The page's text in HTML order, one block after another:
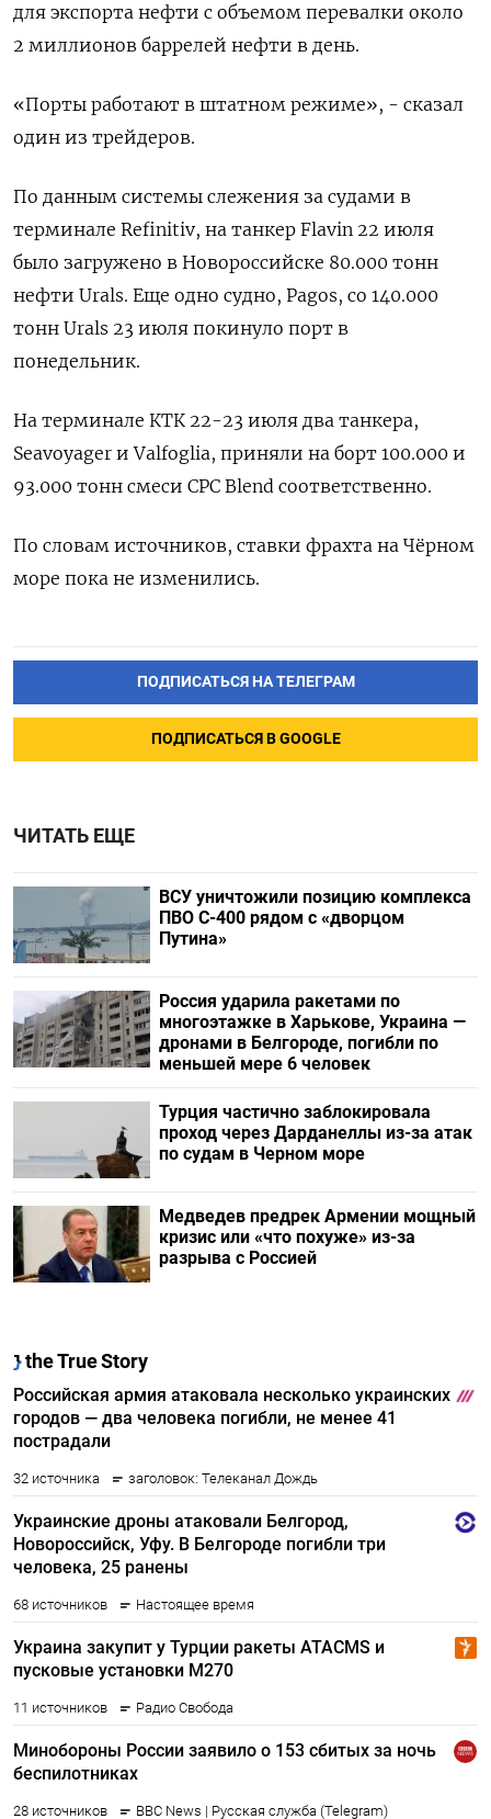
для экспорта нефти с объемом перевалки около
2 миллионов баррелей нефти в день.
«Порты работают в штатном режиме», - сказал
один из трейдеров.
По данным системы слежения за судами в
терминале Refinitiv, на танкер Flavin 22 июля
было загружено в Новороссийске 80.000 тонн
нефти Urals. Еще одно судно, Pagos, со 140.000
тонн Urals 23 июля покинуло порт в
понедельник.
На терминале КТК 22-23 июля два танкера,
Seavoyager и Valfoglia, приняли на борт 100.000 и
93.000 тонн смеси CPC Blend соответственно.
По словам источников, ставки фрахта на Чёрном
море пока не изменились.
ПОДПИСАТЬСЯ НА ТЕЛЕГРАМ
ПОДПИСАТЬСЯ В GOOGLE
ЧИТАТЬ ЕЩЕ
ВСУ уничтожили позицию комплекса
ПВО С-400 рядом с «дворцом
Путина»
Россия ударила ракетами по
многоэтажке в Харькове, Украина —
дронами в Белгороде, погибли по
меньшей мере 6 человек
Турция частично заблокировала
проход через Дарданеллы из-за атак
по судам в Черном море
Медведев предрек Армении мощный
кризис или «что похуже» из-за
разрыва с Россией